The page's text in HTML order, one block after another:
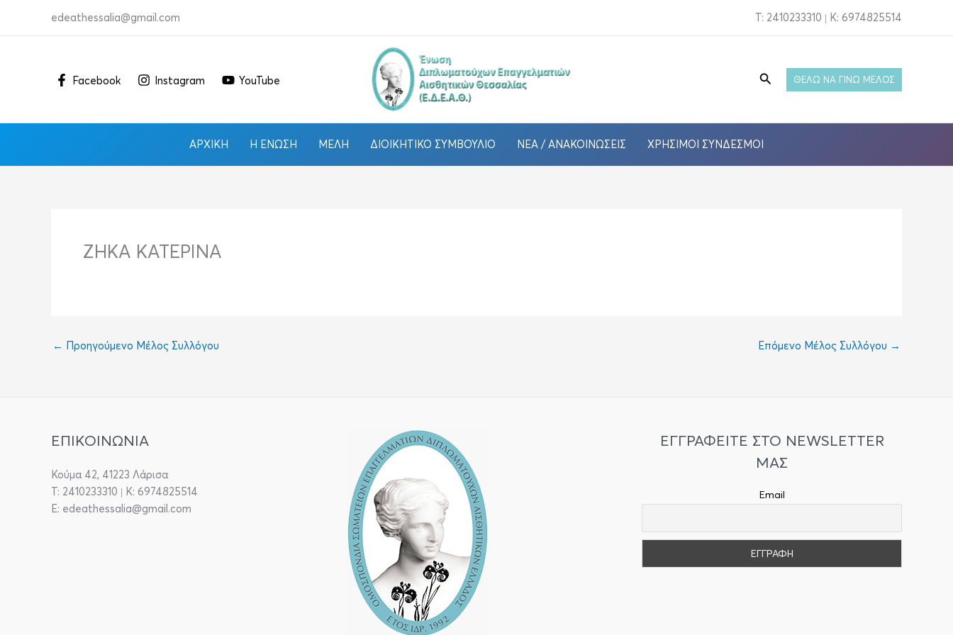
edeathessalia@gmail.com T: 2410233310 | Κ: 6974825514
Facebook Instagram YouTube ΑναζήτησηΘΕΛΩ ΝΑ ΓΙΝΩ ΜΕΛΟΣ
ΑΡΧΙΚΉ Η ΈΝΩΣΗ ΜΈΛΗ ΔΙΟΙΚΗΤΙΚΌ ΣΥΜΒΟΎΛΙΟ ΝΈΑ / ΑΝΑΚΟΙΝΏΣΕΙΣ ΧΡΉΣΙΜΟΙ ΣΎΝΔΕΣΜΟΙ
ΖΗΚΑ ΚΑΤΕΡΙΝΑ
← Προηγούμενο Μέλος Συλλόγου Επόμενο Μέλος Συλλόγου →
ΕΠΙΚΟΙΝΩΝΙΑ
Κούμα 42, 41223 Λάρισα
T: 2410233310 | Κ: 6974825514
E: edeathessalia@gmail.com
ΕΓΓΡΑΦΕΙΤΕ ΣΤΟ NEWSLETTER
ΜΑΣ
Email